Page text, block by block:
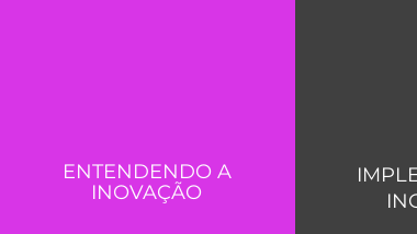
ENTENDENDO A
INOVAÇÃO